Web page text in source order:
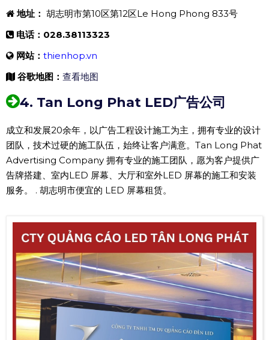
地址： 胡志明市第10区第12区Le Hong Phong 833号
电话：028.38113323
网站： thienhop.vn
谷歌地图： 查看地图
4. Tan Long Phat LED广告公司
成立和发展20余年，以广告工程设计施工为主，拥有专业的设计
团队，技术过硬的施工队伍，始终让客户满意。Tan Long Phat
Advertising Company 拥有专业的施工团队，愿为客户提供广
告牌搭建、室内LED 屏幕、大厅和室外LED 屏幕的施工和安装
服务。 . 胡志明市便宜的 LED 屏幕租赁。